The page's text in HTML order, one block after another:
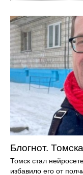
Блогнот.
Томск стал
избавило его от